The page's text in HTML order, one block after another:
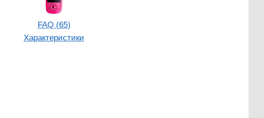
FAQ (65)
Характеристики